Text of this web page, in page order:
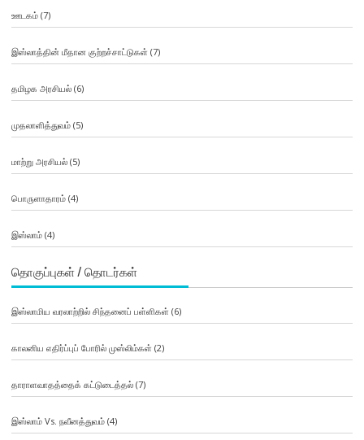
ஊடகம்(7)
இஸ்லாத்தின் மீதான குற்றச்சாட்டுகள் (7)
தமிழக அரசியல்(6)
முதலாளித்துவம்(5)
மாற்று அரசியல்(5)
பொருளாதாரம்(4)
இஸ்லாம்(4)
தொகுப்புகள் / தொடர்கள்
இஸ்லாமிய வரலாற்றில் சிந்தனைப் பள்ளிகள் (6)
காலனிய எதிர்ப்புப் போரில் முஸ்லிம்கள் (2)
தாராளவாதத்தைக் கட்டுடைத்தல்(7)
இஸ்லாம் Vs. நவீனத்துவம்(4)